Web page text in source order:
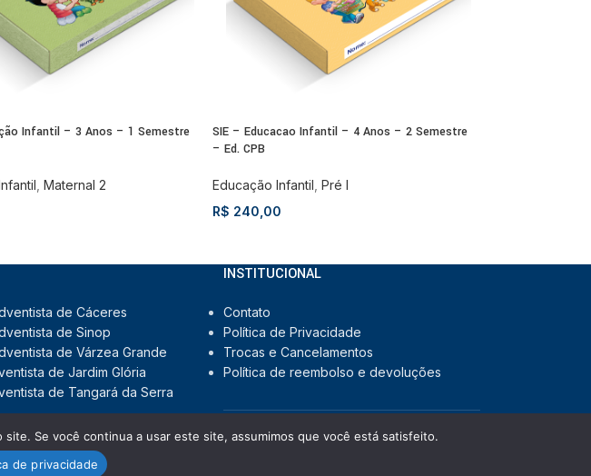
Infantil – 3 Anos – 1 Semestre
Maternal 2
SIE – Educacao Infantil – 4 Anos – 2 Semestre
– Ed. CPB
Educação Infantil Pré I
R$ 240,00
de Cáceres
de Sinop
de Várzea Grande
de Jardim Glória
de Tangará da Serra
INSTITUCIONAL
Contato
Política de Privacidade
Trocas e Cancelamentos
Política de reembolso e devoluções
Se você continua a usar este site, assumimos que você está satisfeito.
de privacidade